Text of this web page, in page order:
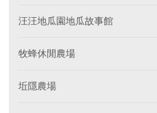
汪汪地瓜園地瓜故事館
牧蜂休閒農場
坵隱農場